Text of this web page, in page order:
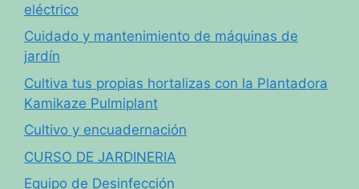
eléctrico
Cuidado y mantenimiento de máquinas de
jardín
Cultiva tus propias hortalizas con la Plantadora
Kamikaze Pulmiplant
Cultivo y encuadernación
CURSO DE JARDINERIA
Equipo de Desinfección